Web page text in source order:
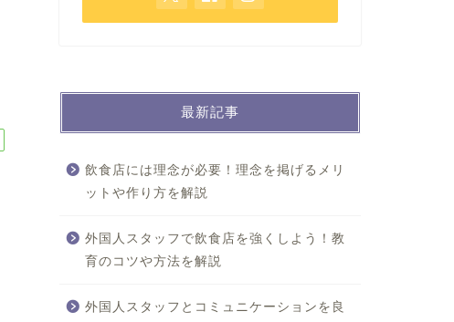
最新記事
飲食店には理念が必要！理念を掲げるメリ
ットや作り方を解説
外国人スタッフで飲食店を強くしよう！教
育のコツや方法を解説
外国人スタッフとコミュニケーションを良